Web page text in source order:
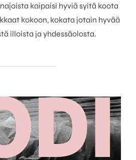
kaipaisi hyviä syitä koota
kokoon, kokata jotain hyvää
illoista ja yhdessäolosta.